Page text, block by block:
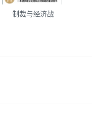
制裁与经济战